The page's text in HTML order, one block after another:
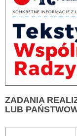
ZADANIA
LUB